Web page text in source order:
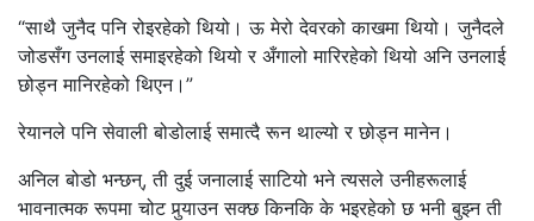
“साथै जुनैद पनि रोइरहेको थियो। ऊ मेरो देवरको काखमा थियो। जुनैदले
जोडसँग उनलाई समाइरहेको थियो र अँगालो मारिरहेको थियो अनि उनलाई
छोड्न मानिरहेको थिएन।”
रेयानले पनि सेवाली बोडोलाई समात्दै रून थाल्यो र छोड्न मानेन।
अनिल बोडो भन्छन्, ती दुई जनालाई साटियो भने त्यसले उनीहरूलाई
भावनात्मक रूपमा चोट पुर्‍याउन सक्छ किनकि के भइरहेको छ भनी बुझ्न ती